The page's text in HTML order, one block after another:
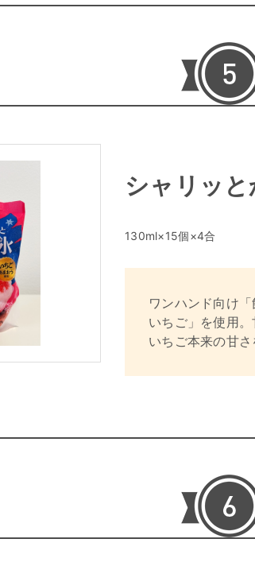
シャリッ
130ml×15個×4合
ワンハンド向け
いちご」を使用
いちご本来の甘さ